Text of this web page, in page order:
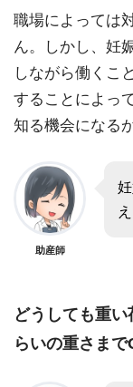
職場によっては
ん。しかし、妊
しながら働くこ
することによっ
知る機会になる
助産師
どうしても重
らいの重さまで